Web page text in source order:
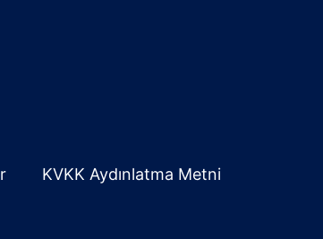
KVKK Aydınlatma Metni